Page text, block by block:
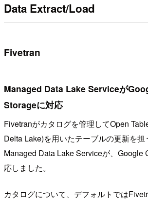
Data Extract/Load
Fivetran
Managed Data Lake Serviceが
Storageに対応
Fivetranがカタログを管理してOpen
Delta Lake)を用いたテーブルの更新を担
Managed Data Lake Serviceが、Google
応しました。
カタログについて、デフォルトでは